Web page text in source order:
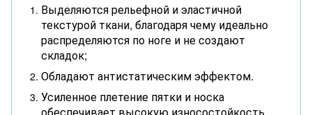
Выделяются рельефной и эластичной
текстурой ткани, благодаря чему идеально
распределяются по ноге и не создают
складок;
Обладают антистатическим эффектом.
Усиленное плетение пятки и носка